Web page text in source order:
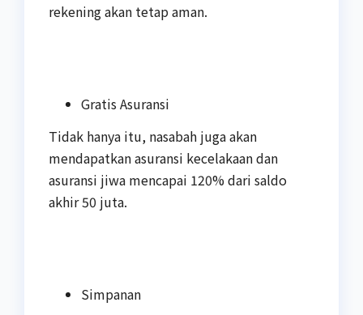
rekening akan tetap aman.
Gratis Asuransi
Tidak hanya itu, nasabah juga akan
mendapatkan asuransi kecelakaan dan
asuransi jiwa mencapai 120% dari saldo
akhir 50 juta.
Simpanan